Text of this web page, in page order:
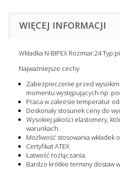
WIĘCEJ INFORMACJI
Wkładka N-BIPEX Rozmiar:24
Najważniejsze cechy
Zabezpieczenie przed
momentu występujących np.
Praca w zakresie temperatur od
Doskonały stosunek ceny do
Wysokiej jakości elastomery,
warunkach.
Możliwość stosowania
Certyfikat ATEX.
Łatwość rozłączania.
Bardzo krótkie terminy dostaw